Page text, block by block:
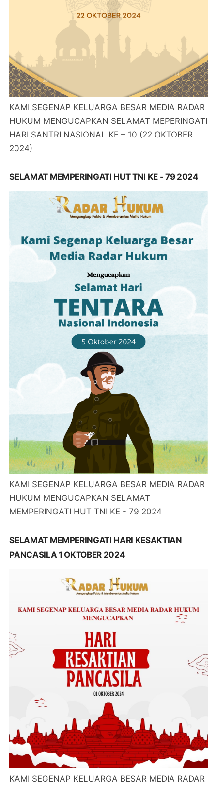
KAMI SEGENAP KELUARGA BESAR MEDIA RADAR
HUKUM MENGUCAPKAN SELAMAT MEPERINGATI
HARI SANTRI NASIONAL KE – 10 (22 OKTOBER
2024)
SELAMAT MEMPERINGATI HUT TNI KE - 79 2024
KAMI SEGENAP KELUARGA BESAR MEDIA RADAR
HUKUM MENGUCAPKAN SELAMAT
MEMPERINGATI HUT TNI KE - 79 2024
SELAMAT MEMPERINGATI HARI KESAKTIAN
PANCASILA 1 OKTOBER 2024
KAMI SEGENAP KELUARGA BESAR MEDIA RADAR